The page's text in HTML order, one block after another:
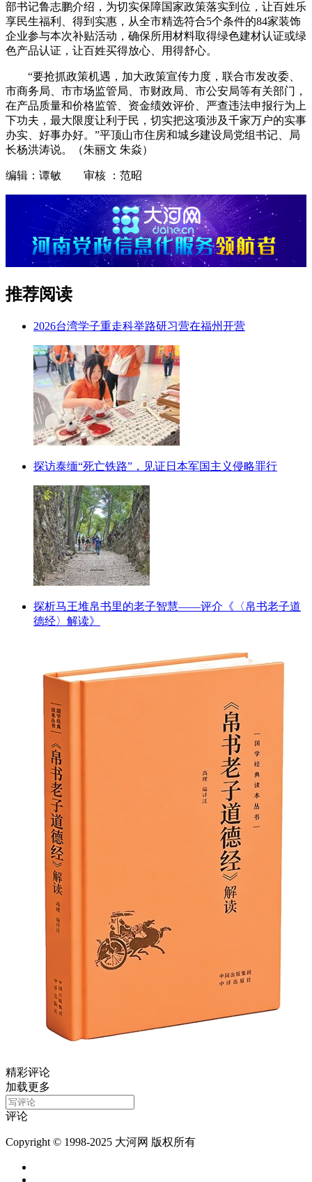
部书记鲁志鹏介绍，为切实保障国家政策落实到位，让百姓乐
享民生福利、得到实惠，从全市精选符合5个条件的84家装饰
企业参与本次补贴活动，确保所用材料取得绿色建材认证或绿
色产品认证，让百姓买得放心、用得舒心。
“要抢抓政策机遇，加大政策宣传力度，联合市发改委、
市商务局、市市场监管局、市财政局、市公安局等有关部门，
在产品质量和价格监管、资金绩效评价、严查违法申报行为上
下功夫，最大限度让利于民，切实把这项涉及千家万户的实事
办实、好事办好。”平顶山市住房和城乡建设局党组书记、局
长杨洪涛说。（朱丽文 朱焱）
编辑：谭敏 审核 ：范昭
推荐阅读
2026台湾学子重走科举路研习营在福州开营
探访泰缅“死亡铁路”，见证日本军国主义侵略罪行
探析马王堆帛书里的老子智慧——评介《〈帛书老子道
德经〉解读》
精彩评论
加载更多
评论
Copyright © 1998-2025 大河网 版权所有